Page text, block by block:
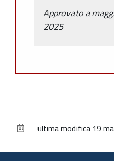
Approvato a
2025
documentoultima modifica 19